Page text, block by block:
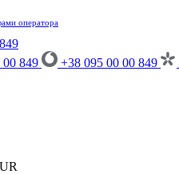
оператора
00 849
+38 095 00 00 849